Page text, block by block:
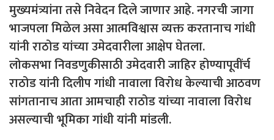
मुख्यमंत्र्यांना तसे निवेदन दिले जाणार आहे. नगरची जागा
भाजपला मिळेल असा आत्मविश्वास व्यक्त करतानाच गांधी
यांनी राठोड यांच्या उमेदवारीला आक्षेप घेतला.
लोकसभा निवडणुकीसाठी उमेदवारी जाहिर होण्यापूवींर्च
राठोड यांनी दिलीप गांधी नावाला विरोध केल्याची आठवण
सांगतानाच आता आमचाही राठोड यांच्या नावाला विरोध
असल्याची भूमिका गांधी यांनी मांडली.